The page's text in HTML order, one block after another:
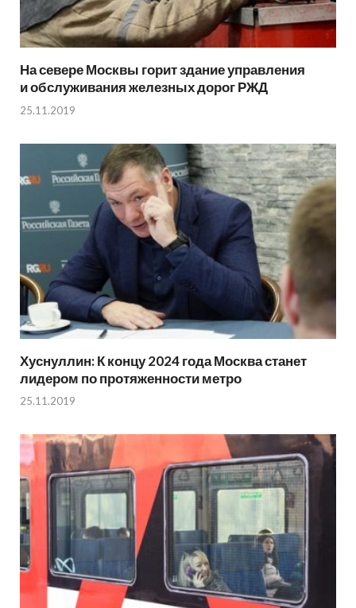
На севере Москвы горит здание управления
и обслуживания железных дорог РЖД
25.11.2019
Хуснуллин: К концу 2024 года Москва станет
лидером по протяженности метро
25.11.2019